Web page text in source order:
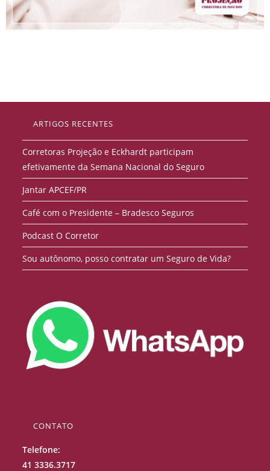
ARTIGOS RECENTES
Corretoras Projeção e Eckhardt participam
efetivamente da Semana Nacional do Seguro
Jantar APCEF/PR
Café com o Presidente – Bradesco Seguros
Podcast O Corretor
Sou autônomo, posso contratar um Seguro de Vida?
CONTATO
Telefone:
41 3336.3717